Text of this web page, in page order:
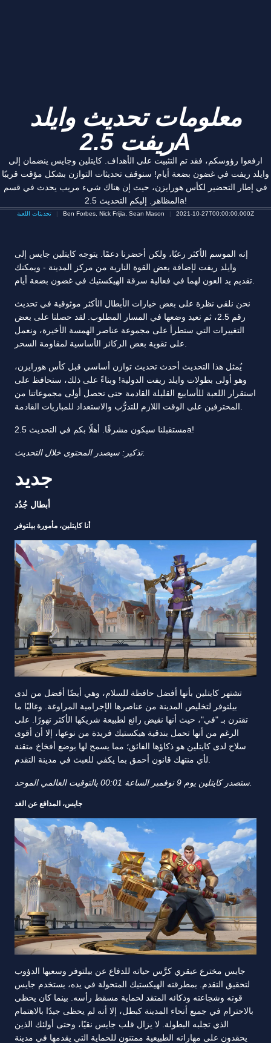
معلومات تحديث وايلد
ريفت 2.5A
ارفعوا رؤوسكم، فقد تم التثبيت على الأهداف. كايتلين وجايس ينضمان إلى
وايلد ريفت في غضون بضعة أيام! سنوقف تحديثات التوازن بشكل مؤقت قريبًا
في إطار التحضير لكأس هورايزن، حيث إن هناك شيء مريب يحدث في قسم
المظاهر. إليكم التحديث 2.5a!
تحديثات اللعبة Ben Forbes, Nick Frijia, Sean Mason 2021-10-27T00:00:00.000Z
إنه الموسم الأكثر رعبًا، ولكن أحضرنا دعمًا. يتوجه كايتلين جايس إلى
وايلد ريفت لإضافة بعض القوة النارية من مركز المدينة - ويمكنك
نحن نلقي نظرة على بعض خيارات الأبطال الأكثر موثوقية في تحديث
رقم 2.5، ثم نعيد وضعها في المسار المطلوب. لقد حصلنا على بعض
التغييرات التي ستطرأ على مجموعة عناصر الهمسة الأخيرة، ونعمل
يُمثل هذا التحديث أحدث تحديث توازن أساسي قبل كأس هورايزن،
وهو أولى بطولات وايلد ريفت الدولية! وبناءً على ذلك، سنحافظ على
استقرار اللعبة للأسابيع القليلة القادمة حتى تحصل أولى مجموعاتنا من
مستقبلنا سيكون مشرقًا. أهلًا بكم في التحديث 2.5a!
تذكير: سيصدر المحتوى خلال التحديث.
جديد
أبطال جُدُد
أنا كايتلين، مأمورة بيلتوفر
تشتهر كايتلين بأنها أفضل حافظة للسلام، وهي أيضًا أفضل من لدى
بيلتوفر لتخليص المدينة من عناصرها الإجرامية المراوغة. وغالبًا ما
تقترن بـ "في"، حيث أنها نقيض رائع لطبيعة شريكها الأكثر تهورًا. على
الرغم من أنها تحمل بندقية هيكستيك فريدة من نوعها، إلا أن أقوى
سلاح لدى كايتلين هو ذكاؤها الفائق؛ مما يسمح لها بوضع أفخاخ متقنة
جايس، المدافع عن الغد
جايس مخترع عبقري كرَّس حياته للدفاع عن بيلتوفر وسعيها الدؤوب
لتحقيق التقدم. بمطرقته الهيكستيك المتحولة في يده، يستخدم جايس
قوته وشجاعته وذكائه المتقد لحماية مسقط رأسه. بينما كان يحظى
بالاحترام في جميع أنحاء المدينة كبطل، إلا أنه لم يحظى جيدًا بالاهتمام
الذي تجلبه البطولة. لا يزال قلب جايس نقيًا، وحتى أولئك الذين
يحقدون على مهاراته الطبيعية ممتنون للحماية التي يقدمها في مدينة